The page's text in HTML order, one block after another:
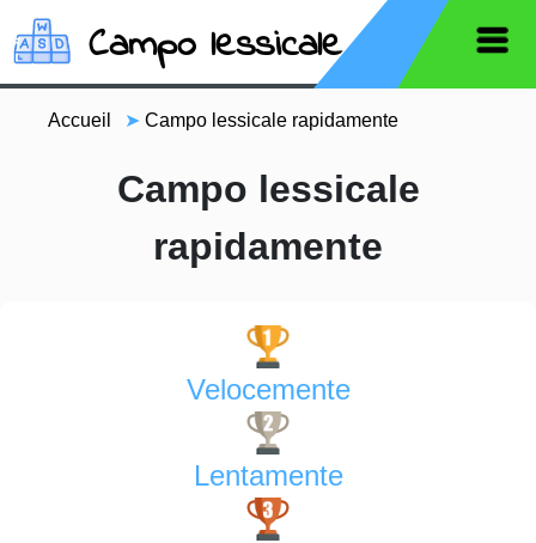
Campo lessicale
Accueil ➤ Campo lessicale rapidamente
Campo lessicale
rapidamente
Velocemente
Lentamente